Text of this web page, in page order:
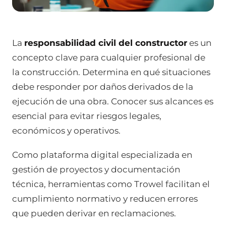
La responsabilidad civil del constructor es un
concepto clave para cualquier profesional de
la construcción. Determina en qué situaciones
debe responder por daños derivados de la
ejecución de una obra. Conocer sus alcances es
esencial para evitar riesgos legales,
económicos y operativos.
Como plataforma digital especializada en
gestión de proyectos y documentación
técnica, herramientas como Trowel facilitan el
cumplimiento normativo y reducen errores
que pueden derivar en reclamaciones.